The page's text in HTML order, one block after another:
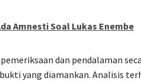
Amnesti Soal Lukas Enembe
dan pendalaman
yang diamankan. Analisis